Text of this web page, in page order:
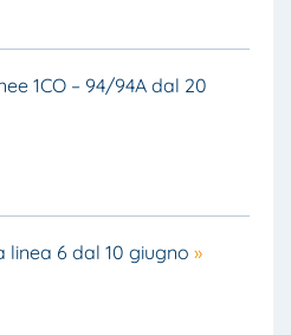
1CO – 94/94A dal 20
linea 6 dal 10 giugno »